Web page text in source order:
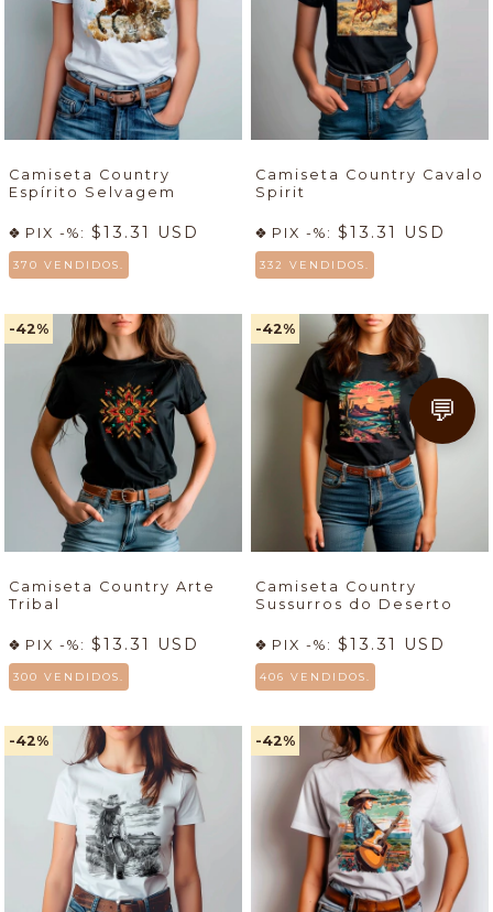
Camiseta Country
Espírito Selvagem
PIX -%: $13.31 USD
370 VENDIDOS.
Camiseta Country Cavalo
Spirit
PIX -%: $13.31 USD
332 VENDIDOS.
-42%
Camiseta Country Arte
Tribal
PIX -%: $13.31 USD
300 VENDIDOS.
-42%
Camiseta Country
Sussurros do Deserto
PIX -%: $13.31 USD
406 VENDIDOS.
-42% -42%
💬